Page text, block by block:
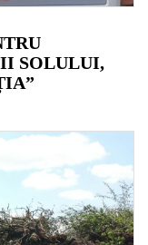
SOLULUI,